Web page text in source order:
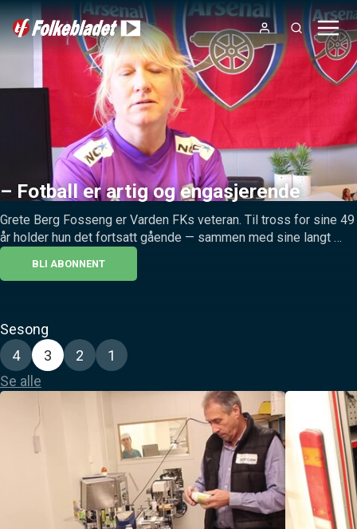
– Fotball er artig og engasjerende
Grete Berg Fosseng er Varden FKs veteran. Til tross for sine 49
år holder hun det fortsatt gående — sammen med sine langt
BLI ABONNENT
Sesong
4
3 2
1
Se alle